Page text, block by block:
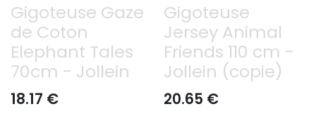
Gigoteuse Gaze
de Coton
Elephant Tales
70cm - Jollein
18.17 €
Gigoteuse
Jersey Animal
Friends 110 cm -
Jollein (copie)
20.65 €